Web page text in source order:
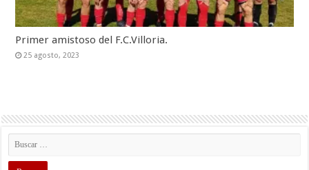
Primer amistoso del F.C.Villoria.
25 agosto, 2023